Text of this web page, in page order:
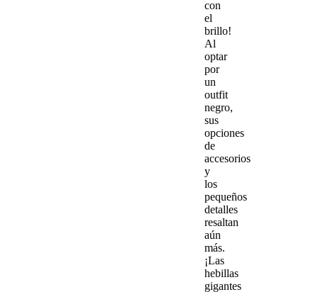
con
el
brillo!
Al
optar
por
un
outfit
negro,
sus
opciones
de
accesorios
y
los
pequeños
detalles
resaltan
aún
más.
¡Las
hebillas
gigantes